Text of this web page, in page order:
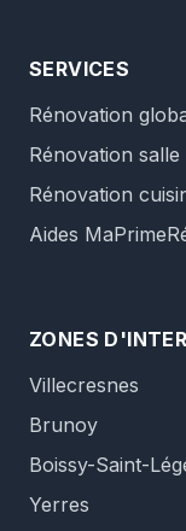
SERVICES
Rénovation
Rénovation salle
Rénovation
Aides
ZONES
Villecresnes
Brunoy
Boissy-Saint-
Yerres